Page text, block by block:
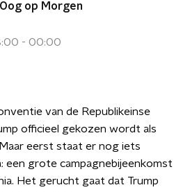
op Morgen
- 00:00
van de Republikeinse
officieel gekozen wordt als
eerst staat er nog iets
een grote campagnebijeenkomst
Het gerucht gaat dat Trump